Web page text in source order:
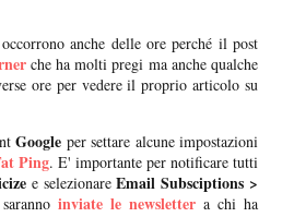
anche delle ore perché il post
che ha molti pregi ma anche qualche
ore per vedere il proprio articolo su
Google per settare alcune impostazioni
Ping. E' importante per notificare tutti
e selezionareEmail Subsciptions >
inviate le newsletter a chi ha